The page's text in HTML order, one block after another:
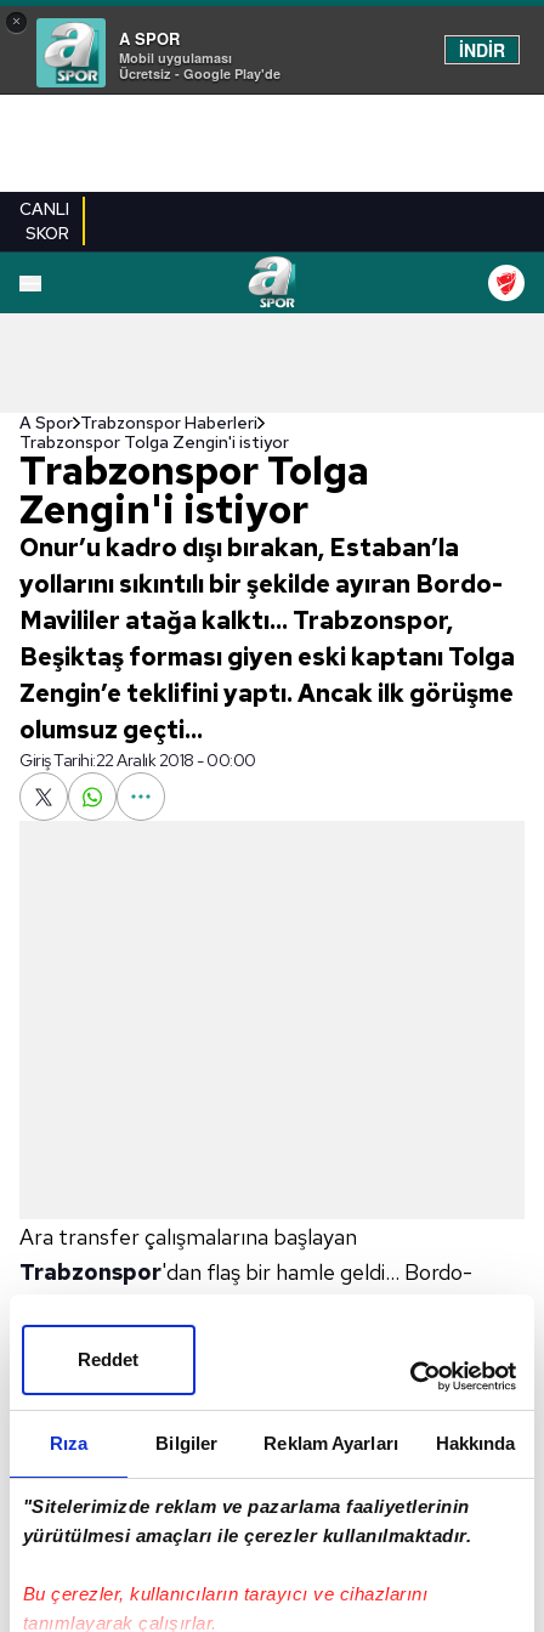
Rıza Bilgiler Reklam Ayarları Hakkında
"Sitelerimizde reklam ve pazarlama faaliyetlerinin
yürütülmesi amaçları ile çerezler kullanılmaktadır.
Bu çerezler, kullanıcıların tarayıcı ve cihazlarını
tanımlayarak çalışırlar.
Reddet
×
A SPOR
Mobil uygulaması
Ücretsiz - Google Play'de
İNDİR
CANLI
SKOR
A Spor Trabzonspor Haberleri
Trabzonspor Tolga Zengin'i istiyor
Trabzonspor Tolga
Zengin'i istiyor
Onur’u kadro dışı bırakan, Estaban’la
yollarını sıkıntılı bir şekilde ayıran Bordo-
Mavililer atağa kalktı... Trabzonspor,
Beşiktaş forması giyen eski kaptanı Tolga
Zengin’e teklifini yaptı. Ancak ilk görüşme
olumsuz geçti...
Giriş Tarihi:22 Aralık 2018 - 00:00
Ara transfer çalışmalarına başlayan
Trabzonspor'dan flaş bir hamle geldi... Bordo-
Bordo-Mavililer, bir diğer kalecisi Esteban ile yolları
da sorunlu şekilde ayırmıştı.
Elde iki genç kaleci kaldı
Elinde 22 yaşındaki Uğurcan Çakır ve 17 yaşındaki
Arda Akbulut kalan Trabzon, Tolga için düğmeye
bastı. Teknik direktör Ünal Karaman, 35 yaşındaki